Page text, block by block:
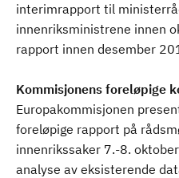
interimrapport til
innenriksministrene innen
rapport innen desember
Kommisjonens foreløpige
Europakommisjonen
foreløpige rapport på
innenrikssaker 7.-8.
analyse av eksisterende